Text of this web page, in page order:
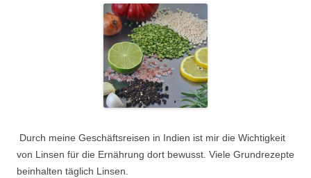
Durch meine Geschäftsreisen in Indien ist mir die Wichtigkeit
von Linsen für die Ernährung dort bewusst. Viele Grundrezepte
beinhalten täglich Linsen.